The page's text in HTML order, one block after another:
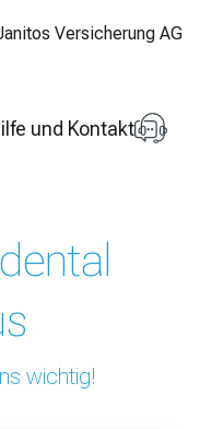
und Kontakt
wichtig!